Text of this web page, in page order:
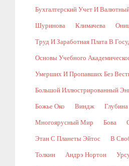
Бухгалтерский Учет И
Шуринова Климачева
Труд И Заработная Плата В
Основы Учебного
Умерших И Пропавших Без
Большой Иллюстрированный
Божье Око Виндж
Многоярусный Мир Бова
Этан С Планеты Эйтос В
Толкин Андрэ Нортон